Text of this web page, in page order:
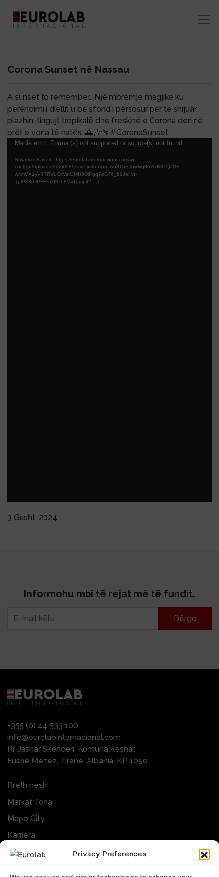
Privacy Preferences
Corona Sunset në Nassau
A sunset to remember… Një mbrëmje magjike ku
perëndimi i diellit u bë sfond i përsosur për të shijuar
plazhin, tingujt tropikalë dhe freskinë e Corona deri në
orët e vona të natës. 🌅🎶🍻 #CoronaSunset
Lojtës
Videosh
Media error: Format(s) not supported or source(s) not found
Shkarkim Kartele: https://eurolabinternacional.com/wp-
content/uploads/2024/08/SaveInsta.App_An81hEThwlvq3uWxR8TQJQF-
w4mVX1yV4RRVuCcVstOMH3OiPgq7eG76_b9JeHvt-
TptPZ3rolPHRs798zb8MVU.mp4?_=1
3 Gusht, 2024
Informohu mbi të rejat më të fundit.
+355 (0) 44 533 100
info@eurolabinternacional.com
Rr. Jashar Skënderi, Komuna Kashar,
Fushë Mëzez, Tiranë, Albania, KP 1050
Rreth nesh
Markat Tona
Mapo City
Karriera
Lajme&Evente